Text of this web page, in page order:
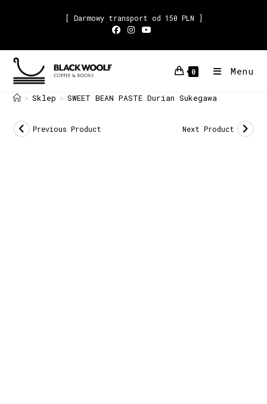
[ Darmowy transport od 150 PLN ]
0 Menu
> Sklep > SWEET BEAN PASTE Durian Sukegawa
Previous Product Next Product